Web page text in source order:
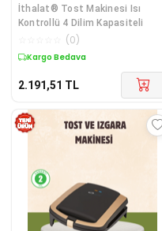
İthalat® Tost Makinesi Isı
Kontrollü 4 Dilim Kapasiteli
(0)
Kargo Bedava
2.191,51 TL